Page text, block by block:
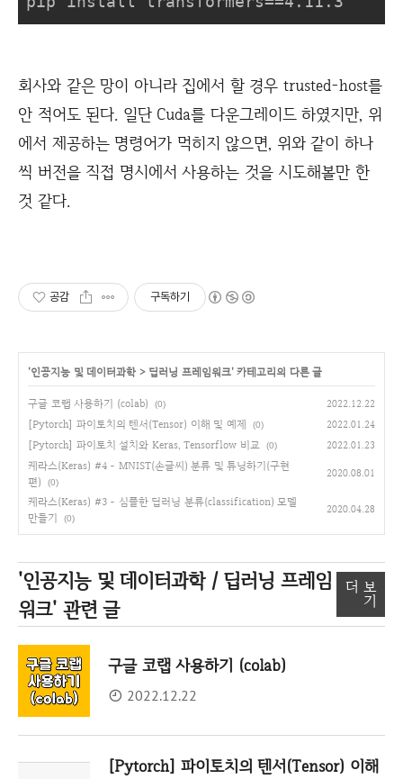
회사와 같은 망이 아니라 집에서 할 경우 trusted-host를
안 적어도 된다. 일단 Cuda를 다운그레이드 하였지만, 위
에서 제공하는 명령어가 먹히지 않으면, 위와 같이 하나
씩 버전을 직접 명시에서 사용하는 것을 시도해볼만 한
것 같다.
공감 구독하기
'인공지능 및 데이터과학 > 딥러닝 프레임워크' 카테고리의 다른 글
구글 코랩 사용하기 (colab) (0) 2022.12.22
[Pytorch] 파이토치의 텐서(Tensor) 이해 및 예제 (0) 2022.01.24
[Pytorch] 파이토치 설치와 Keras, Tensorflow 비교 (0) 2022.01.23
케라스(Keras) #4 - MNIST(손글씨) 분류 및 튜닝하기(구현
편)
(0)
2020.08.01
케라스(Keras) #3 - 심플한 딥러닝 분류(classification) 모델
만들기
(0)
2020.04.28
'인공지능 및 데이터과학 / 딥러닝 프레임
워크' 관련 글
더 보
기
구글 코랩 사용하기 (colab)
2022.12.22
[Pytorch] 파이토치의 텐서(Tensor) 이해